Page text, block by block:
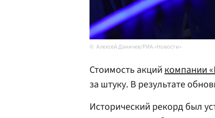
Алексей Даничев/РИА «Новости»
Стоимость акцийкомпании
за штуку. В результате
Исторический рекорд был